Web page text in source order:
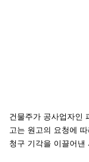
건물주가 공사업자인
고는 원고의 요청에
청구 기각을 이끌어낸